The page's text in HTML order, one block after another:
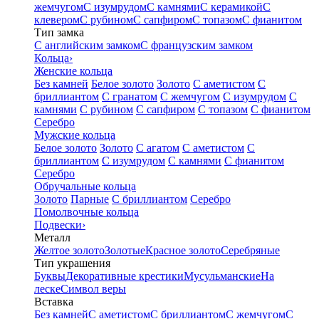
жемчугомС изумрудомС камнямиС керамикойС
клеверомС рубиномС сапфиромС топазомС фианитом
Тип замка
С английским замкомС французским замком
Кольца›
Женские кольца
Без камней Белое золото Золото С аметистом С
бриллиантом С гранатом С жемчугом С изумрудом С
камнями С рубином С сапфиром С топазом С фианитом
Серебро
Мужские кольца
Белое золото Золото С агатом С аметистом С
бриллиантом С изумрудом С камнями С фианитом
Серебро
Обручальные кольца
Золото Парные С бриллиантом Серебро
Помолвочные кольца
Подвески›
Металл
Желтое золотоЗолотыеКрасное золотоСеребряные
Тип украшения
БуквыДекоративные крестикиМусульманскиеНа
лескеСимвол веры
Вставка
Без камнейС аметистомС бриллиантомС жемчугомС